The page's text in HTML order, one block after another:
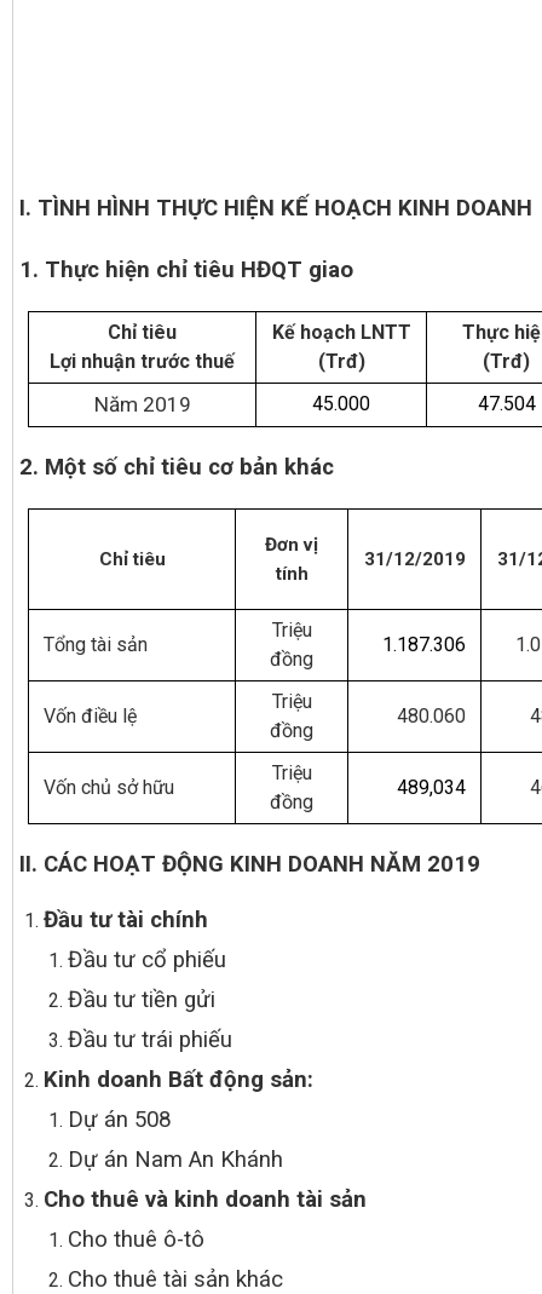
I. TÌNH HÌNH THỰC HIỆN KẾ HOẠCH KINH DOANH
1. Thực hiện chỉ tiêu HĐQT giao
Chỉ tiêu
Lợi nhuận trước thuế
Kế hoạch LNTT
(Trđ)
Thực
(Trđ)
Năm 2019 45.000 47.504
2. Một số chỉ tiêu cơ bản khác
Chỉ tiêu
Đơn vị
tính
31/12/2019 31/
Tổng tài sản
Triệu
đồng
1.187.306
Vốn điều lệ
Triệu
đồng
480.060
Vốn chủ sở hữu
Triệu
đồng
489,034
II. CÁC HOẠT ĐỘNG KINH DOANH NĂM 2019
Đầu tư tài chính
Đầu tư cổ phiếu
Đầu tư tiền gửi
Đầu tư trái phiếu
Kinh doanh Bất động sản:
Dự án 508
Dự án Nam An Khánh
Cho thuê và kinh doanh tài sản
Cho thuê ô-tô
Cho thuê tài sản khác